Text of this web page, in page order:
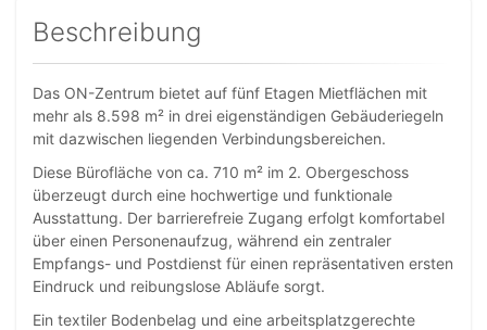
Beschreibung
Das ON-Zentrum bietet auf fünf Etagen Mietflächen mit
mehr als 8.598 m² in drei eigenständigen Gebäuderiegeln
mit dazwischen liegenden Verbindungsbereichen.
Diese Bürofläche von ca. 710 m² im 2. Obergeschoss
überzeugt durch eine hochwertige und funktionale
Ausstattung. Der barrierefreie Zugang erfolgt komfortabel
über einen Personenaufzug, während ein zentraler
Empfangs- und Postdienst für einen repräsentativen ersten
Eindruck und reibungslose Abläufe sorgt.
Ein textiler Bodenbelag und eine arbeitsplatzgerechte